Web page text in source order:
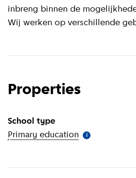
inbreng binnen de
Wij werken op verschillende
Properties
School type
Primary education More
i